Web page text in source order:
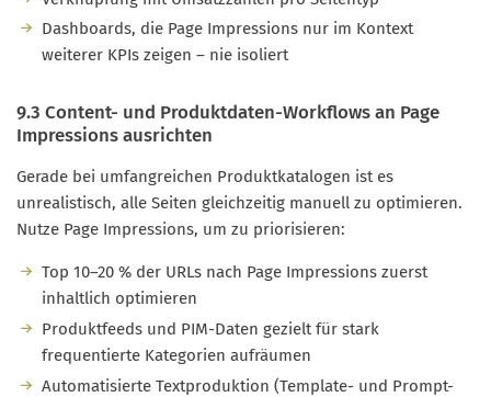
Dashboards, die Page Impressions nur im Kontext
weiterer KPIs zeigen – nie isoliert
9.3 Content- und Produktdaten-Workflows an Page
Impressions ausrichten
Gerade bei umfangreichen Produktkatalogen ist es
unrealistisch, alle Seiten gleichzeitig manuell zu optimieren.
Nutze Page Impressions, um zu priorisieren:
Top 10–20 % der URLs nach Page Impressions zuerst
inhaltlich optimieren
Produktfeeds und PIM-Daten gezielt für stark
frequentierte Kategorien aufräumen
Automatisierte Textproduktion (Template- und Prompt-